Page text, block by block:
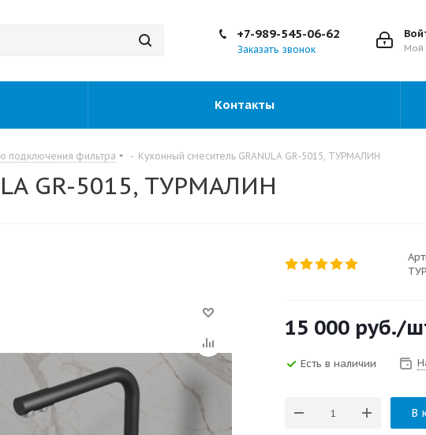
Мой
+7-989-545-06-62
Заказать звонок
Контакты
подключения фильтра - Кухонный смеситель GRANULA GR-5015, ТУРМАЛИН
GR-5015, ТУРМАЛИН
15 000 руб./
Есть в наличии
В